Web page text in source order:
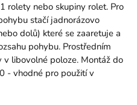
rolety nebo skupiny rolet. Pro
stačí jadnorázovo
dolů) které se zaaretuje a
pohybu. Prostředním
libovolné poloze. Montáž do
- vhodné pro použití v